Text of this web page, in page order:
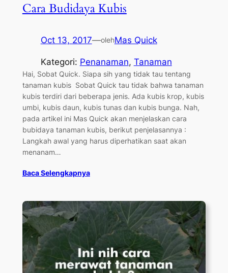
Cara Budidaya Kubis
Oct 13, 2017—olehMas Quick
Kategori: Penanaman, Tanaman
Hai, Sobat Quick. Siapa sih yang tidak tau tentang
tanaman kubis Sobat Quick tau tidak bahwa tanaman
kubis terdiri dari beberapa jenis. Ada kubis krop, kubis
umbi, kubis daun, kubis tunas dan kubis bunga. Nah,
pada artikel ini Mas Quick akan menjelaskan cara
bubidaya tanaman kubis, berikut penjelasannya :
Langkah awal yang harus diperhatikan saat akan
menanam…
Baca Selengkapnya